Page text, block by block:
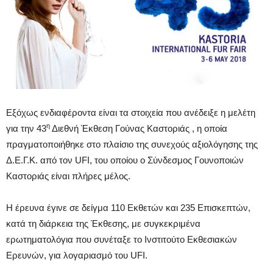
Εξόχως ενδιαφέροντα είναι τα στοιχεία που ανέδειξε η μελέτη
για την 43η Διεθνή Έκθεση Γούνας Καστοριάς , η οποία
πραγματοποιήθηκε στο πλαίσιο της συνεχούς αξιολόγησης της
Δ.Ε.Γ.Κ. από τον UFI, του οποίου ο Σύνδεσμος Γουνοποιών
Καστοριάς είναι πλήρες μέλος.
Η έρευνα έγινε σε δείγμα 110 Εκθετών και 235 Επισκεπτών,
κατά τη διάρκεια της Έκθεσης, με συγκεκριμένα
ερωτηματολόγια που συνέταξε το Ινστιτούτο Εκθεσιακών
Ερευνών, για λογαριασμό του UFI.